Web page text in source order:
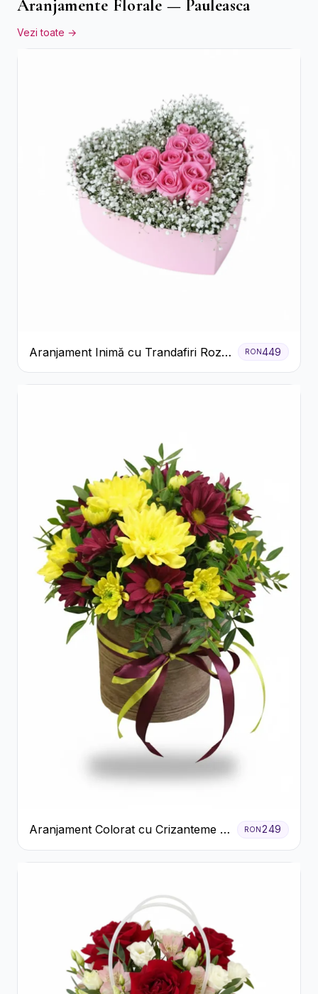
Aranjamente Florale — Pauleasca
Vezi toate →
Aranjament Inimă cu Trandafiri Roz
și Gypsophila Albă
RON449
Aranjament Colorat cu Crizanteme în
Cutie Rustică
RON249